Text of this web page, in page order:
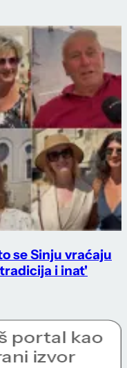
se Sinju vraćaju
i inat'